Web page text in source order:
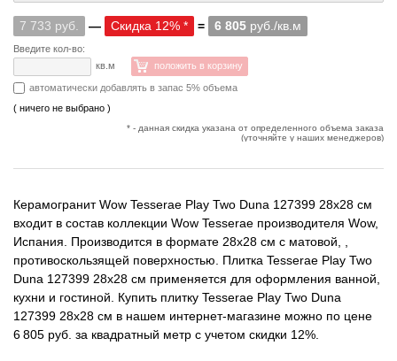
7 733 руб. — Скидка 12% * = 6 805 руб./кв.м
Введите кол-во:
кв.м
положить в корзину
автоматически добавлять в запас 5% объема
( ничего не выбрано )
* - данная скидка указана от определенного объема заказа
(уточняйте у наших менеджеров)
Керамогранит Wow Tesserae Play Two Duna 127399 28x28 см
входит в состав коллекции Wow Tesserae производителя Wow,
Испания. Производится в формате 28x28 см с матовой, ,
противоскользящей поверхностью. Плитка Tesserae Play Two
Duna 127399 28x28 см применяется для оформления ванной,
кухни и гостиной. Купить плитку Tesserae Play Two Duna
127399 28x28 см в нашем интернет-магазине можно по цене
6 805 руб. за квадратный метр с учетом скидки 12%.